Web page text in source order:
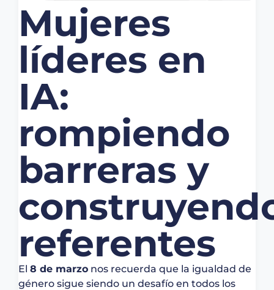
Mujeres
líderes en
IA:
rompiendo
barreras y
referentes
El 8 de marzo nos recuerda que la igualdad de
género sigue siendo un desafío en todos los